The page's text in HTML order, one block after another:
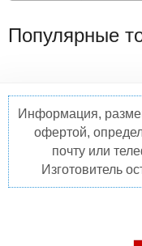
Популярные
Информация,
офертой,
почту или
Изготовитель